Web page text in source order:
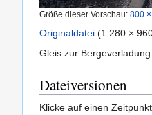
Größe dieser Vorschau: 800 ×
Originaldatei (1.280 ×
Gleis zur
Dateiversionen
Klicke auf einen